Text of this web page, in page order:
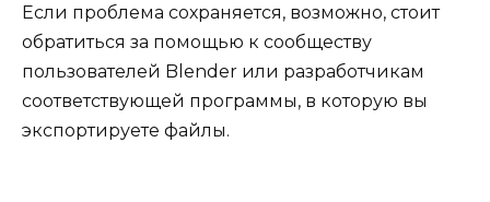
Если проблема сохраняется, возможно, стоит
обратиться за помощью к сообществу
пользователей Blender или разработчикам
соответствующей программы, в которую вы
экспортируете файлы.